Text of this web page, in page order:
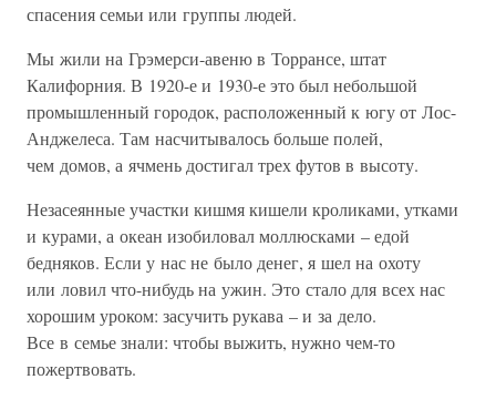
спасения семьи или группы людей.
Мы жили на Грэмерси-авеню в Торрансе, штат
Калифорния. В 1920-е и 1930-е это был небольшой
промышленный городок, расположенный к югу от Лос-
Анджелеса. Там насчитывалось больше полей,
чем домов, а ячмень достигал трех футов в высоту.
Незасеянные участки кишмя кишели кроликами, утками
и курами, а океан изобиловал моллюсками – едой
бедняков. Если у нас не было денег, я шел на охоту
или ловил что-нибудь на ужин. Это стало для всех нас
хорошим уроком: засучить рукава – и за дело.
Все в семье знали: чтобы выжить, нужно чем-то
пожертвовать.